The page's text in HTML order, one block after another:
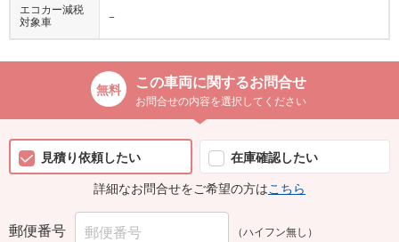
エコカー減税
対象車
−
この車両に関するお問合せ
お問合せの内容を選択してください
見積り依頼したい
在庫確認したい
詳細なお問合せをご希望の方はこちら
郵便番号 （ハイフン無し）